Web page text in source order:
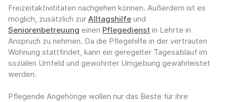
Freizeitaktivititaten nachgehen können. Außerdem ist es
möglich, zusätzlich zur Alltagshilfe und
Seniorenbetreuung einen Pflegedienst in Lehrte in
Anspruch zu nehmen. Da die Pflegehilfe in der vertrauten
Wohnung stattfindet, kann ein geregelter Tagesablauf im
sozialen Umfeld und gewohnter Umgebung gewährleistet
werden.
Pflegende Angehörige wollen nur das Beste für ihre